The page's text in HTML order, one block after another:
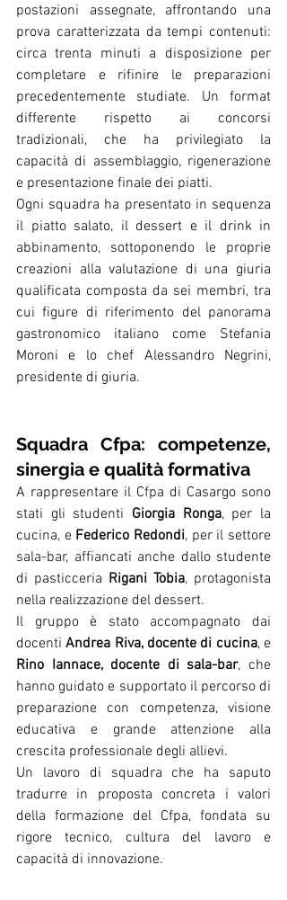
postazioni assegnate, affrontando una
prova caratterizzata da tempi contenuti:
circa trenta minuti a disposizione per
completare e rifinire le preparazioni
precedentemente studiate. Un format
differente rispetto ai concorsi
tradizionali, che ha privilegiato la
capacità di assemblaggio, rigenerazione
e presentazione finale dei piatti.
Ogni squadra ha presentato in sequenza
il piatto salato, il dessert e il drink in
abbinamento, sottoponendo le proprie
creazioni alla valutazione di una giuria
qualificata composta da sei membri, tra
cui figure di riferimento del panorama
gastronomico italiano come Stefania
Moroni e lo chef Alessandro Negrini,
presidente di giuria.
Squadra Cfpa: competenze,
sinergia e qualità formativa
A rappresentare il Cfpa di Casargo sono
stati gli studenti Giorgia Ronga, per la
cucina, e Federico Redondi, per il settore
sala-bar, affiancati anche dallo studente
di pasticceria Rigani Tobia, protagonista
nella realizzazione del dessert.
Il gruppo è stato accompagnato dai
docenti Andrea Riva, docente di cucina
Rino Iannace, docente di sala-bar, che
hanno guidato e supportato il percorso di
preparazione con competenza, visione
educativa e grande attenzione alla
crescita professionale degli allievi.
Un lavoro di squadra che ha saputo
tradurre in proposta concreta i valori
della formazione del Cfpa, fondata su
rigore tecnico, cultura del lavoro e
capacità di innovazione.